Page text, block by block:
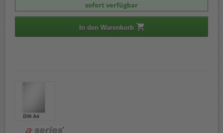
sofort verfügbar
In den Warenkorb